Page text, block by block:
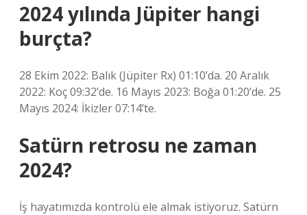
2024 yılında Jüpiter hangi
burçta?
28 Ekim 2022: Balık (Jüpiter Rx) 01:10’da. 20 Aralık
2022: Koç 09:32’de. 16 Mayıs 2023: Boğa 01:20’de. 25
Mayıs 2024: İkizler 07:14’te.
Satürn retrosu ne zaman
2024?
İş hayatımızda kontrolü ele almak istiyoruz. Satürn